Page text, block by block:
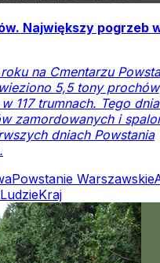
Największy pogrzeb
na Cmentarzu
5,5 tony prochów
117 trumnach. Tego
zamordowanych i
dniach Powstania
Powstanie Warszawskie
LudzieKraj